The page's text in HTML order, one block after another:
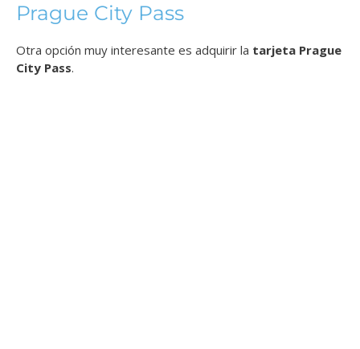
Prague City Pass
Otra opción muy interesante es adquirir la tarjeta Prague
City Pass.